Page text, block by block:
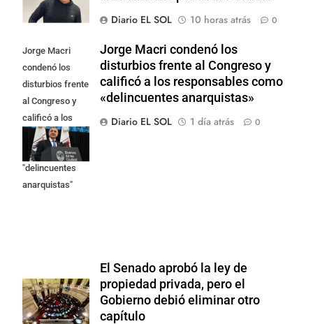
Diario EL SOL
10 horas atrás 0
Jorge Macri
condenó los
disturbios frente
al Congreso y
calificó a los
responsables
como
"delincuentes
anarquistas"
Jorge Macri condenó los
disturbios frente al Congreso y
calificó a los responsables como
«delincuentes anarquistas»
Diario EL SOL
1 día atrás 0
El Senado aprobó la ley de
propiedad privada, pero el
Gobierno debió eliminar otro
capítulo